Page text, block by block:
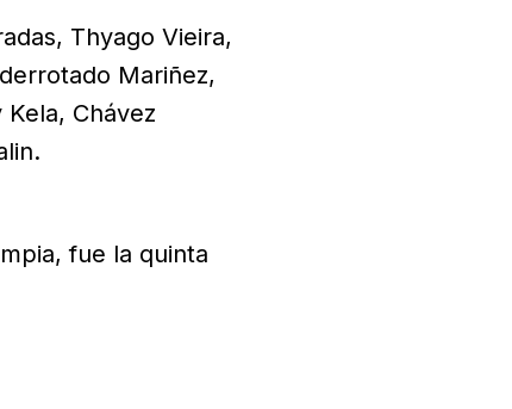
Thyago Vieira,
Mariñez,
Chávez
fue la quinta